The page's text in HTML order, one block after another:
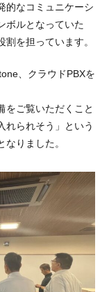
的なコミュニケーシ
ボルとなっていた
を担っています。
、クラウドPBXを
をご覧いただくこと
れられそう」という
りました。